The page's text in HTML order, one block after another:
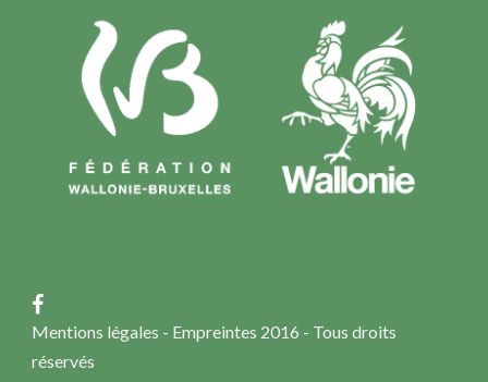
Mentions légales - Empreintes 2016 - Tous droits
réservés